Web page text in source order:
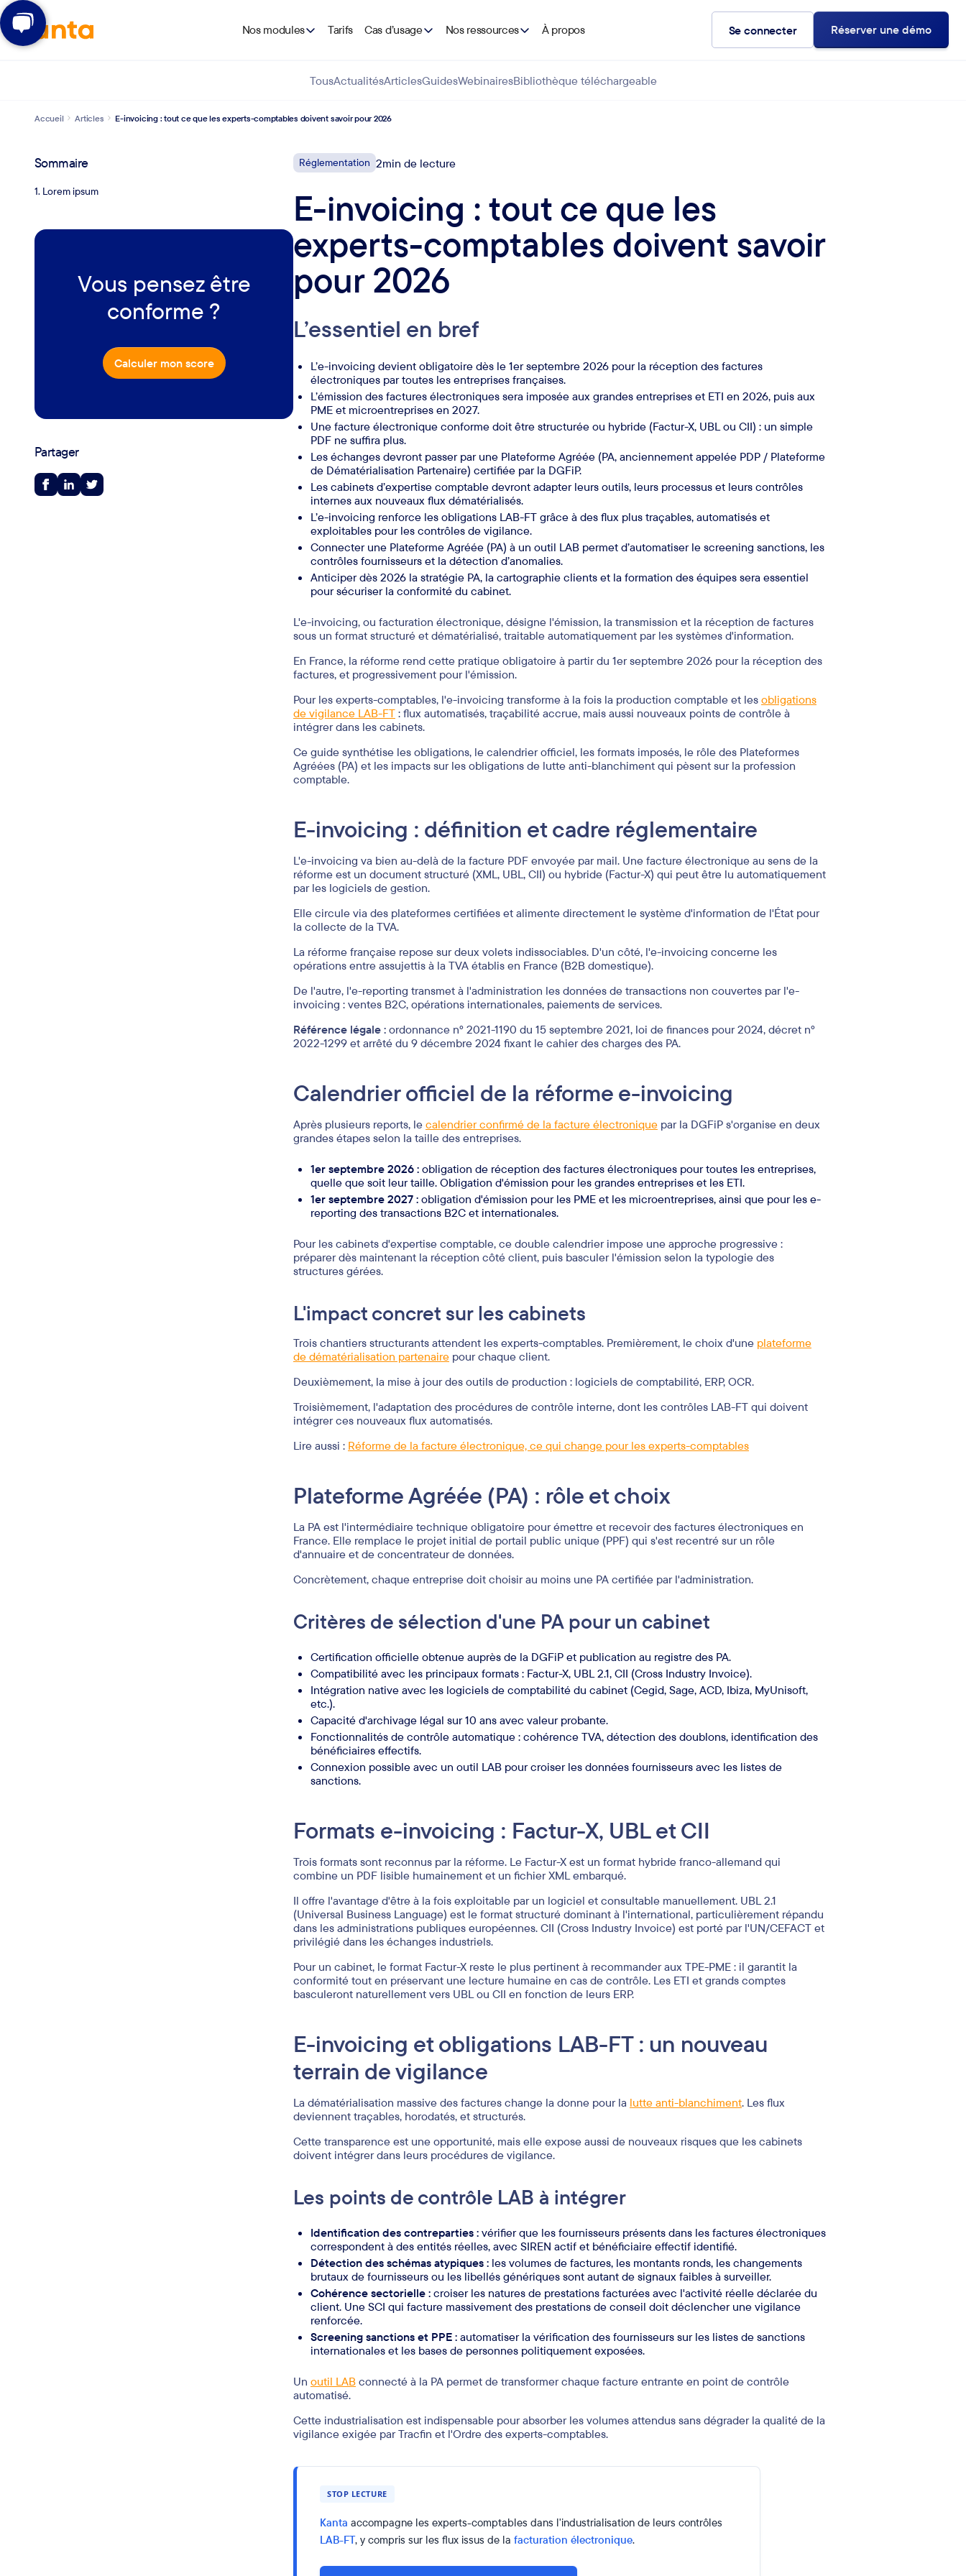
Nos modules Tarifs Cas d’usage Nos ressources À propos Se connecter Réserver une démo
TousActualitésArticlesGuidesWebinairesBibliothèque téléchargeable
Accueil Articles E-invoicing : tout ce que les experts-comptables doivent savoir pour 2026
Sommaire
1. Lorem ipsum
Vous pensez être
conforme ?
Calculer mon score
Partager
Réglementation 2min de lecture
E-invoicing : tout ce que les
experts-comptables doivent savoir
pour 2026
L’essentiel en bref
L’e-invoicing devient obligatoire dès le 1er septembre 2026 pour la réception des factures
électroniques par toutes les entreprises françaises.
L’émission des factures électroniques sera imposée aux grandes entreprises et ETI en 2026, puis aux
PME et microentreprises en 2027.
Une facture électronique conforme doit être structurée ou hybride (Factur-X, UBL ou CII) : un simple
PDF ne suffira plus.
Les échanges devront passer par une Plateforme Agréée (PA, anciennement appelée PDP / Plateforme
de Dématérialisation Partenaire) certifiée par la DGFiP.
Les cabinets d’expertise comptable devront adapter leurs outils, leurs processus et leurs contrôles
internes aux nouveaux flux dématérialisés.
L’e-invoicing renforce les obligations LAB-FT grâce à des flux plus traçables, automatisés et
exploitables pour les contrôles de vigilance.
Connecter une Plateforme Agréée (PA) à un outil LAB permet d’automatiser le screening sanctions, les
contrôles fournisseurs et la détection d’anomalies.
Anticiper dès 2026 la stratégie PA, la cartographie clients et la formation des équipes sera essentiel
pour sécuriser la conformité du cabinet.
L'e-invoicing, ou facturation électronique, désigne l'émission, la transmission et la réception de factures
sous un format structuré et dématérialisé, traitable automatiquement par les systèmes d'information.
En France, la réforme rend cette pratique obligatoire à partir du 1er septembre 2026 pour la réception des
factures, et progressivement pour l'émission.
Pour les experts-comptables, l'e-invoicing transforme à la fois la production comptable et les obligations
de vigilance LAB-FT : flux automatisés, traçabilité accrue, mais aussi nouveaux points de contrôle à
intégrer dans les cabinets.
Ce guide synthétise les obligations, le calendrier officiel, les formats imposés, le rôle des Plateformes
Agréées (PA) et les impacts sur les obligations de lutte anti-blanchiment qui pèsent sur la profession
comptable.
E-invoicing : définition et cadre réglementaire
L'e-invoicing va bien au-delà de la facture PDF envoyée par mail. Une facture électronique au sens de la
réforme est un document structuré (XML, UBL, CII) ou hybride (Factur-X) qui peut être lu automatiquement
par les logiciels de gestion.
Elle circule via des plateformes certifiées et alimente directement le système d'information de l'État pour
la collecte de la TVA.
La réforme française repose sur deux volets indissociables. D'un côté, l'e-invoicing concerne les
opérations entre assujettis à la TVA établis en France (B2B domestique).
De l'autre, l'e-reporting transmet à l'administration les données de transactions non couvertes par l'e-
invoicing : ventes B2C, opérations internationales, paiements de services.
Référence légale : ordonnance n° 2021-1190 du 15 septembre 2021, loi de finances pour 2024, décret n°
2022-1299 et arrêté du 9 décembre 2024 fixant le cahier des charges des PA.
Calendrier officiel de la réforme e-invoicing
Après plusieurs reports, le calendrier confirmé de la facture électronique par la DGFiP s'organise en deux
grandes étapes selon la taille des entreprises.
1er septembre 2026 : obligation de réception des factures électroniques pour toutes les entreprises,
quelle que soit leur taille. Obligation d'émission pour les grandes entreprises et les ETI.
1er septembre 2027 : obligation d'émission pour les PME et les microentreprises, ainsi que pour les e-
reporting des transactions B2C et internationales.
Pour les cabinets d'expertise comptable, ce double calendrier impose une approche progressive :
préparer dès maintenant la réception côté client, puis basculer l'émission selon la typologie des
structures gérées.
L'impact concret sur les cabinets
Trois chantiers structurants attendent les experts-comptables. Premièrement, le choix d'une plateforme
de dématérialisation partenaire pour chaque client.
Deuxièmement, la mise à jour des outils de production : logiciels de comptabilité, ERP, OCR.
Troisièmement, l'adaptation des procédures de contrôle interne, dont les contrôles LAB-FT qui doivent
intégrer ces nouveaux flux automatisés.
Lire aussi : Réforme de la facture électronique, ce qui change pour les experts-comptables
Plateforme Agréée (PA) : rôle et choix
La PA est l'intermédiaire technique obligatoire pour émettre et recevoir des factures électroniques en
France. Elle remplace le projet initial de portail public unique (PPF) qui s'est recentré sur un rôle
d'annuaire et de concentrateur de données.
Concrètement, chaque entreprise doit choisir au moins une PA certifiée par l'administration.
Critères de sélection d'une PA pour un cabinet
Certification officielle obtenue auprès de la DGFiP et publication au registre des PA.
Compatibilité avec les principaux formats : Factur-X, UBL 2.1, CII (Cross Industry Invoice).
Intégration native avec les logiciels de comptabilité du cabinet (Cegid, Sage, ACD, Ibiza, MyUnisoft,
etc.).
Capacité d'archivage légal sur 10 ans avec valeur probante.
Fonctionnalités de contrôle automatique : cohérence TVA, détection des doublons, identification des
bénéficiaires effectifs.
Connexion possible avec un outil LAB pour croiser les données fournisseurs avec les listes de
sanctions.
Formats e-invoicing : Factur-X, UBL et CII
Trois formats sont reconnus par la réforme. Le Factur-X est un format hybride franco-allemand qui
combine un PDF lisible humainement et un fichier XML embarqué.
Il offre l'avantage d'être à la fois exploitable par un logiciel et consultable manuellement. UBL 2.1
(Universal Business Language) est le format structuré dominant à l'international, particulièrement répandu
dans les administrations publiques européennes. CII (Cross Industry Invoice) est porté par l'UN/CEFACT et
privilégié dans les échanges industriels.
Pour un cabinet, le format Factur-X reste le plus pertinent à recommander aux TPE-PME : il garantit la
conformité tout en préservant une lecture humaine en cas de contrôle. Les ETI et grands comptes
basculeront naturellement vers UBL ou CII en fonction de leurs ERP.
E-invoicing et obligations LAB-FT : un nouveau
terrain de vigilance
La dématérialisation massive des factures change la donne pour la lutte anti-blanchiment. Les flux
deviennent traçables, horodatés, et structurés.
Cette transparence est une opportunité, mais elle expose aussi de nouveaux risques que les cabinets
doivent intégrer dans leurs procédures de vigilance.
Les points de contrôle LAB à intégrer
Identification des contreparties : vérifier que les fournisseurs présents dans les factures électroniques
correspondent à des entités réelles, avec SIREN actif et bénéficiaire effectif identifié.
Détection des schémas atypiques : les volumes de factures, les montants ronds, les changements
brutaux de fournisseurs ou les libellés génériques sont autant de signaux faibles à surveiller.
Cohérence sectorielle : croiser les natures de prestations facturées avec l'activité réelle déclarée du
client. Une SCI qui facture massivement des prestations de conseil doit déclencher une vigilance
renforcée.
Screening sanctions et PPE : automatiser la vérification des fournisseurs sur les listes de sanctions
internationales et les bases de personnes politiquement exposées.
Un outil LAB connecté à la PA permet de transformer chaque facture entrante en point de contrôle
automatisé.
Cette industrialisation est indispensable pour absorber les volumes attendus sans dégrader la qualité de la
vigilance exigée par Tracfin et l'Ordre des experts-comptables.
STOP LECTURE
Kanta accompagne les experts-comptables dans l'industrialisation de leurs contrôles
LAB-FT, y compris sur les flux issus de la facturation électronique.